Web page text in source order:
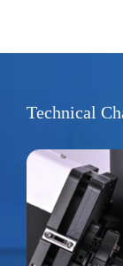
Technical